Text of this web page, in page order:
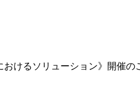
おけるソリューション》開催の